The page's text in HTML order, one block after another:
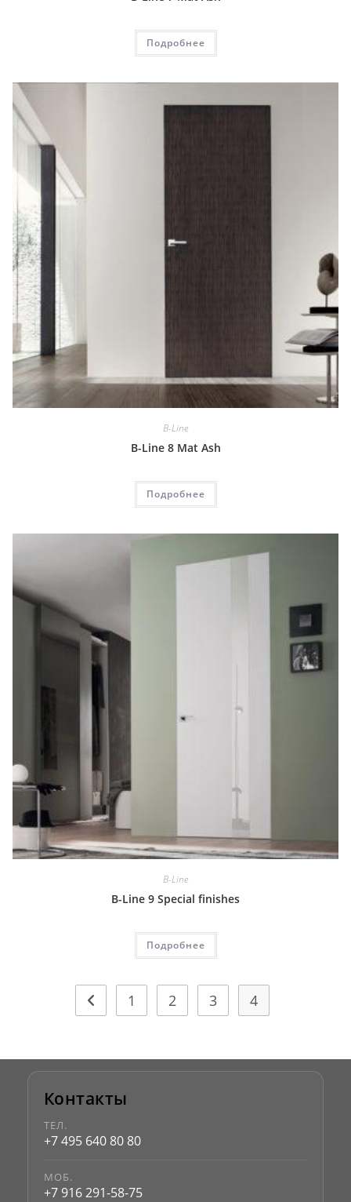
Подробнее
B-Line
B-Line 8 Mat Ash
Подробнее
B-Line
B-Line 9 Special finishes
Подробнее
1 2 3 4
Контакты
ТЕЛ.
+7 495 640 80 80
МОБ.
+7 916 291-58-75